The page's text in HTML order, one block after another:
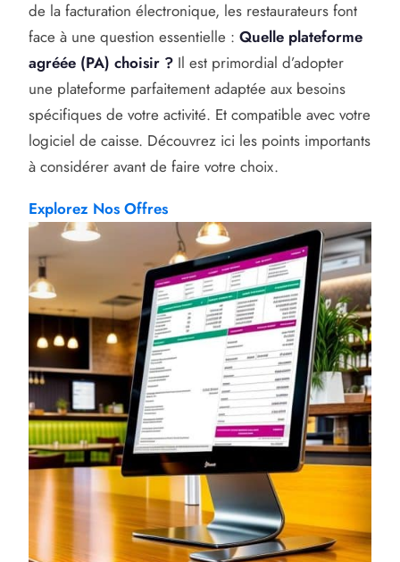
de la facturation électronique, les restaurateurs font
face à une question essentielle : Quelle plateforme
agréée (PA) choisir ? Il est primordial d’adopter
une plateforme parfaitement adaptée aux besoins
spécifiques de votre activité. Et compatible avec votre
logiciel de caisse. Découvrez ici les points importants
à considérer avant de faire votre choix.
Explorez Nos Offres